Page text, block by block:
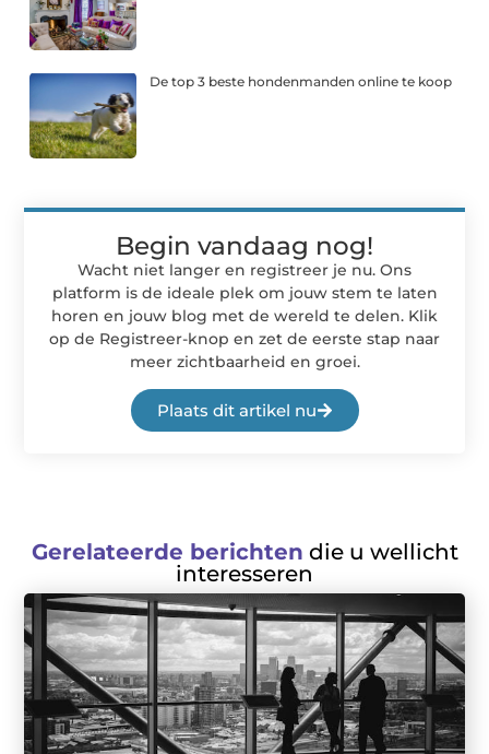
De top 3 beste hondenmanden online te koop
Begin vandaag nog!
Wacht niet langer en registreer je nu. Ons
platform is de ideale plek om jouw stem te laten
horen en jouw blog met de wereld te delen. Klik
op de Registreer-knop en zet de eerste stap naar
meer zichtbaarheid en groei.
Plaats dit artikel nu
Gerelateerde berichten die u wellicht
interesseren